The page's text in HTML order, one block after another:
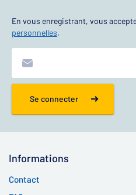
En vous enregistrant, vous
personnelles.
Se connecter
Informations
Contact